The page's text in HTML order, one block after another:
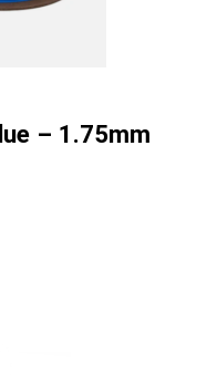
– 1.75mm